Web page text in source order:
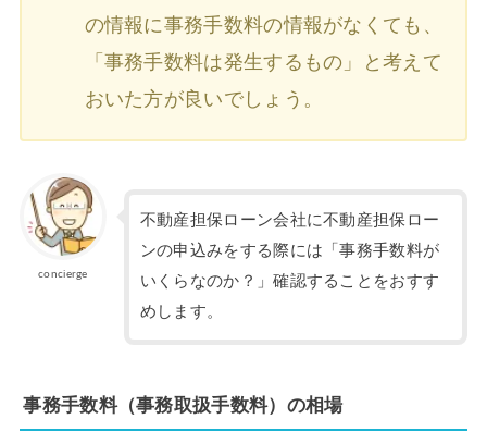
の情報に事務手数料の情報がなくても、
「事務手数料は発生するもの」と考えて
おいた方が良いでしょう。
concierge
不動産担保ローン会社に不動産担保ロー
ンの申込みをする際には「事務手数料が
いくらなのか？」確認することをおすす
めします。
事務手数料（事務取扱手数料）の相場